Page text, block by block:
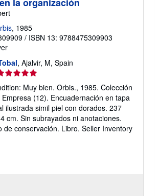
, 1985
/ ISBN 13: 9788475309903
, Ajalvir, M, Spain
rating
Muy bien. Orbis., 1985. Colección
(12). Encuadernación en tapa
ilustrada simil piel con dorados. 237
cm. Sin subrayados ni anotaciones.
de conservación. Libro. Seller Inventory